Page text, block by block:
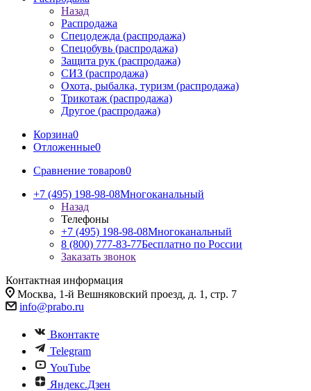
Назад
Распродажа
Спецодежда (распродажа)
Спецобувь (распродажа)
Защита рук (распродажа)
СИЗ (распродажа)
Охота, рыбалка, туризм (распродажа)
Трикотаж (распродажа)
Другое (распродажа)
Корзина0
Отложенные0
Сравнение товаров0
+7 (495) 198-98-08Многоканальный
Назад
Телефоны
+7 (495) 198-98-08Многоканальный
8 (800) 777-83-77Бесплатно по России
Заказать звонок
Контактная информация
Москва, 1-й Вешняковский проезд, д. 1, стр. 7
info@prabo.ru
Вконтакте
Telegram
YouTube
Яндекс.Дзен